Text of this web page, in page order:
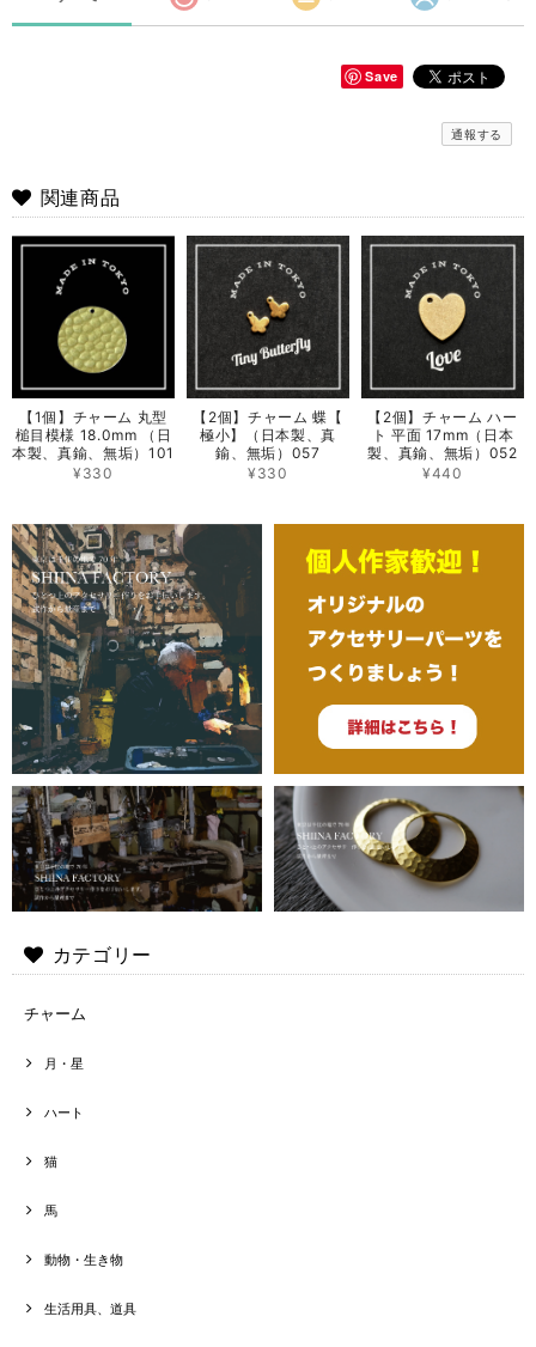
Save
通報する
関連商品
【1個】チャーム 丸型
槌目模様 18.0mm （日
本製、真鍮、無垢）101
¥330
【2個】チャーム 蝶【
極小】（日本製、真
鍮、無垢）057
¥330
【2個】チャーム ハー
ト 平面 17mm（日本
製、真鍮、無垢）052
¥440
カテゴリー
チャーム
月・星
ハート
猫
馬
動物・生き物
生活用具、道具